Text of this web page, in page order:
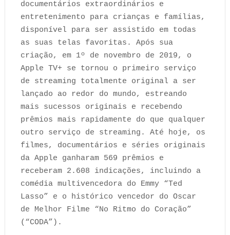
documentários extraordinários e
entretenimento para crianças e famílias,
disponível para ser assistido em todas
as suas telas favoritas. Após sua
criação, em 1º de novembro de 2019, o
Apple TV+ se tornou o primeiro serviço
de streaming totalmente original a ser
lançado ao redor do mundo, estreando
mais sucessos originais e recebendo
prêmios mais rapidamente do que qualquer
outro serviço de streaming. Até hoje, os
filmes, documentários e séries originais
da Apple ganharam 569 prêmios e
receberam 2.608 indicações, incluindo a
comédia multivencedora do Emmy “Ted
Lasso” e o histórico vencedor do Oscar
de Melhor Filme “No Ritmo do Coração”
(“CODA”).